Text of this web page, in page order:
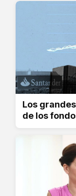
Los
de los